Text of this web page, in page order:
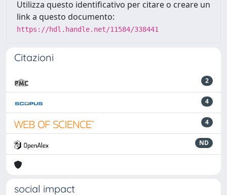
Utilizza questo identificativo per citare o creare un
link a questo documento:
https://hdl.handle.net/11584/338441
Citazioni
2
4
4
ND
social impact